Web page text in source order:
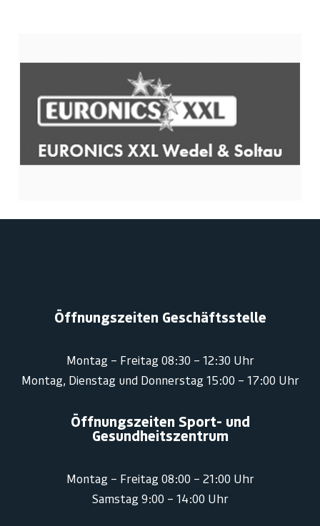
Öffnungszeiten Geschäftsstelle
Montag – Freitag 08:30 – 12:30 Uhr
Montag, Dienstag und Donnerstag 15:00 – 17:00 Uhr
Öffnungszeiten Sport- und
Gesundheitszentrum
Montag – Freitag 08:00 – 21:00 Uhr
Samstag 9:00 – 14:00 Uhr